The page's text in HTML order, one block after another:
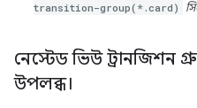
transition-group(*.card)
নেস্টেড ভিউ ট্রানজিশন
উপলব্ধ।